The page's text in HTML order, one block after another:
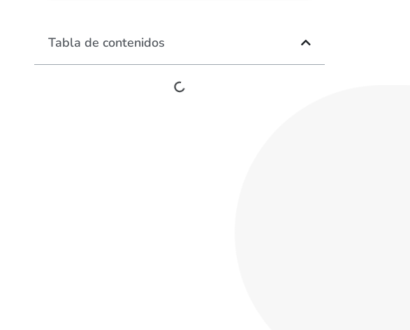
Tabla de contenidos